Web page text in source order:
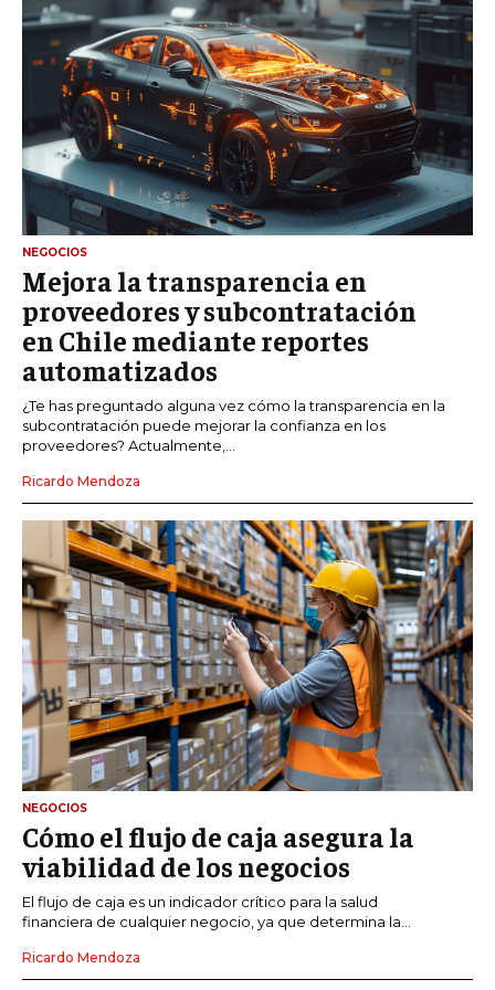
NEGOCIOS
Mejora la transparencia en
proveedores y subcontratación
en Chile mediante reportes
automatizados
¿Te has preguntado alguna vez cómo la transparencia en la
subcontratación puede mejorar la confianza en los
proveedores? Actualmente,...
Ricardo Mendoza
NEGOCIOS
Cómo el flujo de caja asegura la
viabilidad de los negocios
El flujo de caja es un indicador crítico para la salud
financiera de cualquier negocio, ya que determina la...
Ricardo Mendoza